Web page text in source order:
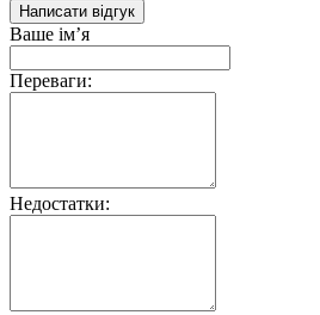
Написати відгук
Ваше ім’я
Переваги:
Недостатки: